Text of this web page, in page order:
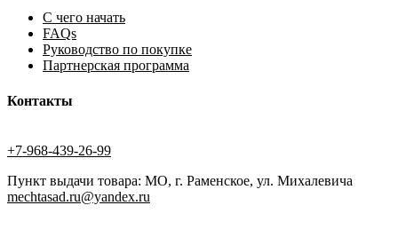
С чего начать
FAQs
Руководство по покупке
Партнерская программа
Контакты
+7-968-439-26-99
Пункт выдачи товара: МО, г. Раменское, ул. Михалевича
mechtasad.ru@yandex.ru